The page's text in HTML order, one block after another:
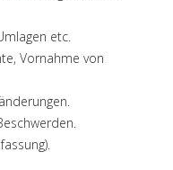
etc.
Vornahme von